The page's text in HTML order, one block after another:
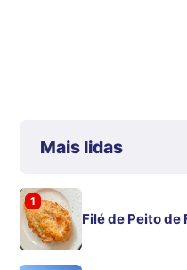
Mais lidas
1
Filé de Peito de